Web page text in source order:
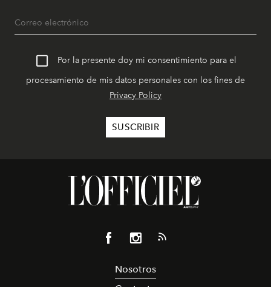
Por la presente doy mi consentimiento para el
procesamiento de mis datos personales con los fines de
Privacy Policy
Nosotros